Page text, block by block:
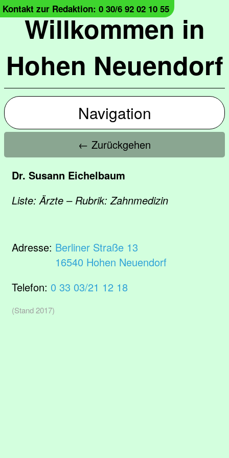
Willkommen in
Hohen Neuendorf
Kontakt zur Redaktion: 0 30/6 92 02 10 55
Navigation
← Zurückgehen
Dr. Susann Eichelbaum
Liste: Ärzte – Rubrik: Zahnmedizin
Adresse: Berliner Straße 13
16540 Hohen Neuendorf
Telefon: 0 33 03/21 12 18
(Stand 2017)